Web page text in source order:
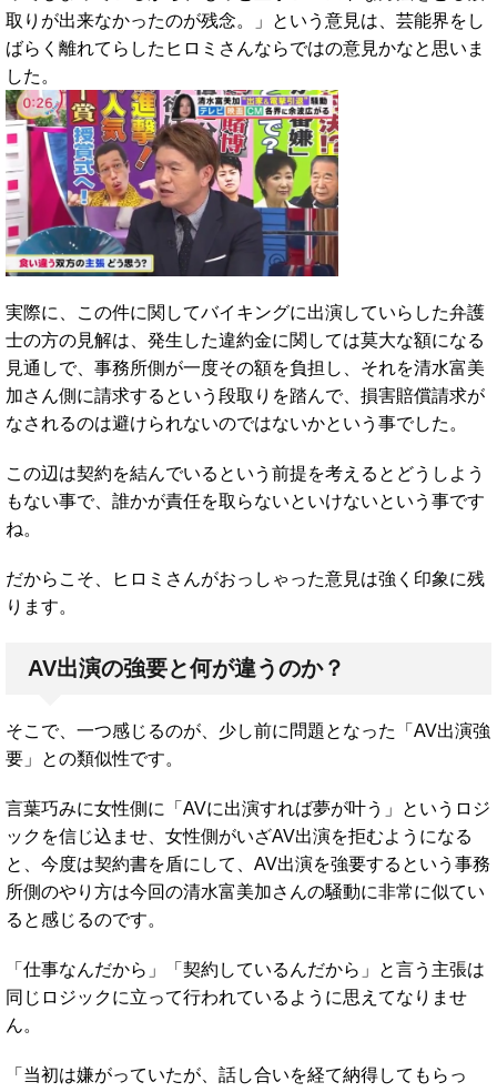
取りが出来なかったのが残念。」という意見は、芸能界をし
ばらく離れてらしたヒロミさんならではの意見かなと思いま
した。
実際に、この件に関してバイキングに出演していらした弁護
士の方の見解は、発生した違約金に関しては莫大な額になる
見通しで、事務所側が一度その額を負担し、それを清水富美
加さん側に請求するという段取りを踏んで、損害賠償請求が
なされるのは避けられないのではないかという事でした。
この辺は契約を結んでいるという前提を考えるとどうしよう
もない事で、誰かが責任を取らないといけないという事です
ね。
だからこそ、ヒロミさんがおっしゃった意見は強く印象に残
ります。
AV出演の強要と何が違うのか？
そこで、一つ感じるのが、少し前に問題となった「AV出演強
要」との類似性です。
言葉巧みに女性側に「AVに出演すれば夢が叶う」というロジ
ックを信じ込ませ、女性側がいざAV出演を拒むようになる
と、今度は契約書を盾にして、AV出演を強要するという事務
所側のやり方は今回の清水富美加さんの騒動に非常に似てい
ると感じるのです。
「仕事なんだから」「契約しているんだから」と言う主張は
同じロジックに立って行われているように思えてなりませ
ん。
「当初は嫌がっていたが、話し合いを経て納得してもらっ